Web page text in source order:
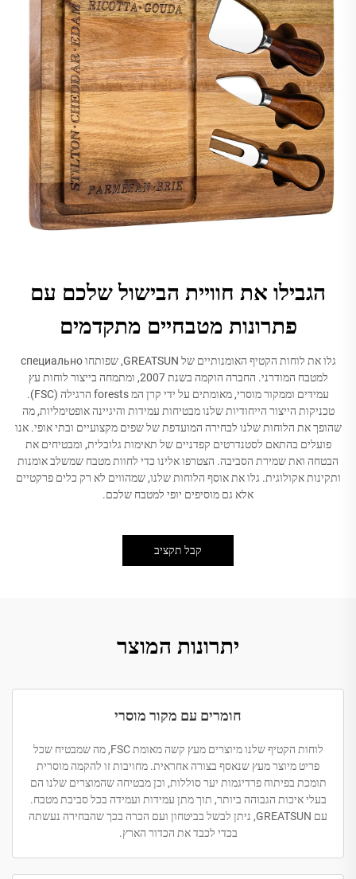
הגבילו את חוויית הבישול שלכם עם
פתרונות מטבחיים מתקדמים
גלו את לוחות הקטיף האומנותיים של GREATSUN, שפותחו специально
למטבח המודרני. החברה הוקמה בשנת 2007, ומתמחה בייצור לוחות עץ
עמידים וממקור מוסרי, מאומתים על ידי קרן המ forests הרגילה (FSC).
טכניקות הייצור הייחודיות שלנו מבטיחות עמידות והיגיינה אופטימליות, מה
שהופך את הלוחות שלנו לבחירה המועדפת של שפים מקצועיים ובתי אופי. אנו
פועלים בהתאם לסטנדרטים קפדניים של תאימות גלובלית, ומבטיחים את
הבטחה ואת שמירת הסביבה. הצטרפו אלינו כדי לחוות מטבח שמשלב אומנות
ותקינות אקולוגית. גלו את אוסף הלוחות שלנו, שמהווים לא רק כלים פרקטיים
אלא גם מוסיפים יופי למטבח שלכם.
קבל תקציב
יתרונות המוצר
חומרים עם מקור מוסרי
לוחות הקטיף שלנו מיוצרים מעץ קשה מאומת FSC, מה שמבטיח שכל
פריט מיוצר מעץ שנאסף בצורה אחראית. מחויבות זו להקמה מוסרית
תומכת בפיתוח פרדיגמות יער סוללות, וכן מבטיחה שהמוצרים שלנו הם
בעלי איכות הגבוהה ביותר, תוך מתן עמידות ועמידה בכל סביבת מטבח.
עם GREATSUN, ניתן לבשל בביטחון ועם הכרה בכך שהבחירה נעשתה
בכדי לכבד את הכדור הארץ.